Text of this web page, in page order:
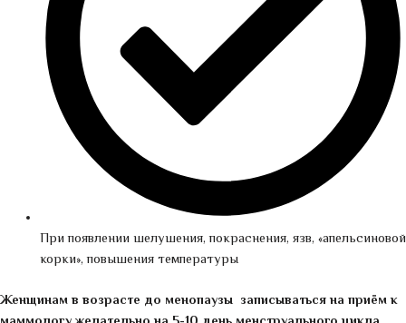
При появлении шелушения, покраснения, язв, «апельсиновой
корки», повышения температуры
Женщинам в возрасте до менопаузы записываться на приём к